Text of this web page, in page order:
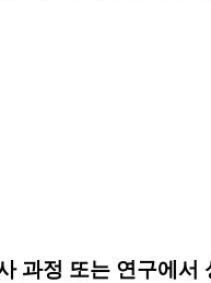
과정 또는 연구에